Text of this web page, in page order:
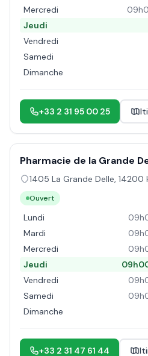
Mercredi
Jeudi
Vendredi
Samedi
Dimanche
+33 2 31 95 00 25
Pharmacie de la Grande
1405 La Grande Delle, 14200
Ouvert
Lundi
Mardi
Mercredi
Jeudi
Vendredi
Samedi
Dimanche
+33 2 31 47 61 44